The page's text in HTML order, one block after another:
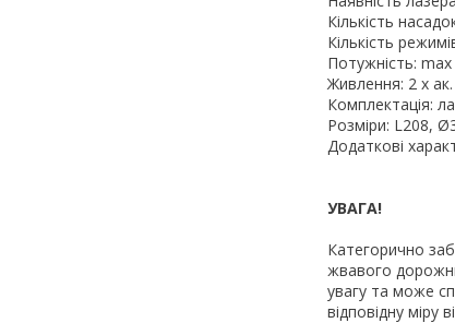
Кількість
Кількість
Потужність:
Живлення: 2 x
Комплектація:
Розміри: L208,
Додаткові
УВАГА!
Категорично
жвавого
увагу та може
відповідну міру